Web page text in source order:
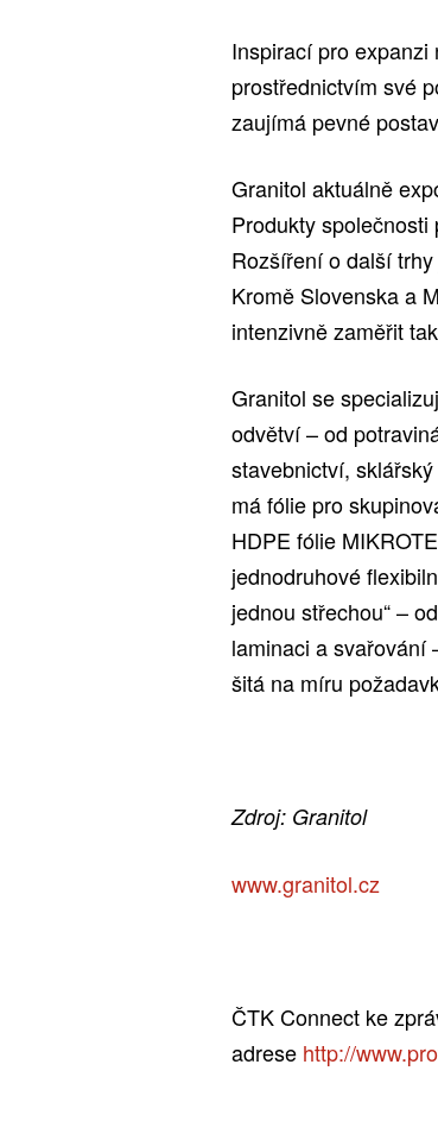
Inspirací pro
prostřednictvím své
zaujímá pevné
Granitol aktuálně
Produkty
Rozšíření o další
Kromě Slovenska a
intenzivně zaměřit
Granitol se
odvětví – od
stavebnictví,
má fólie pro
HDPE fólie
jednodruhové
jednou střechou“ –
laminaci a svařování
šitá na míru
Zdroj: Granitol
www.granitol.cz
ČTK Connect ke
adrese http://